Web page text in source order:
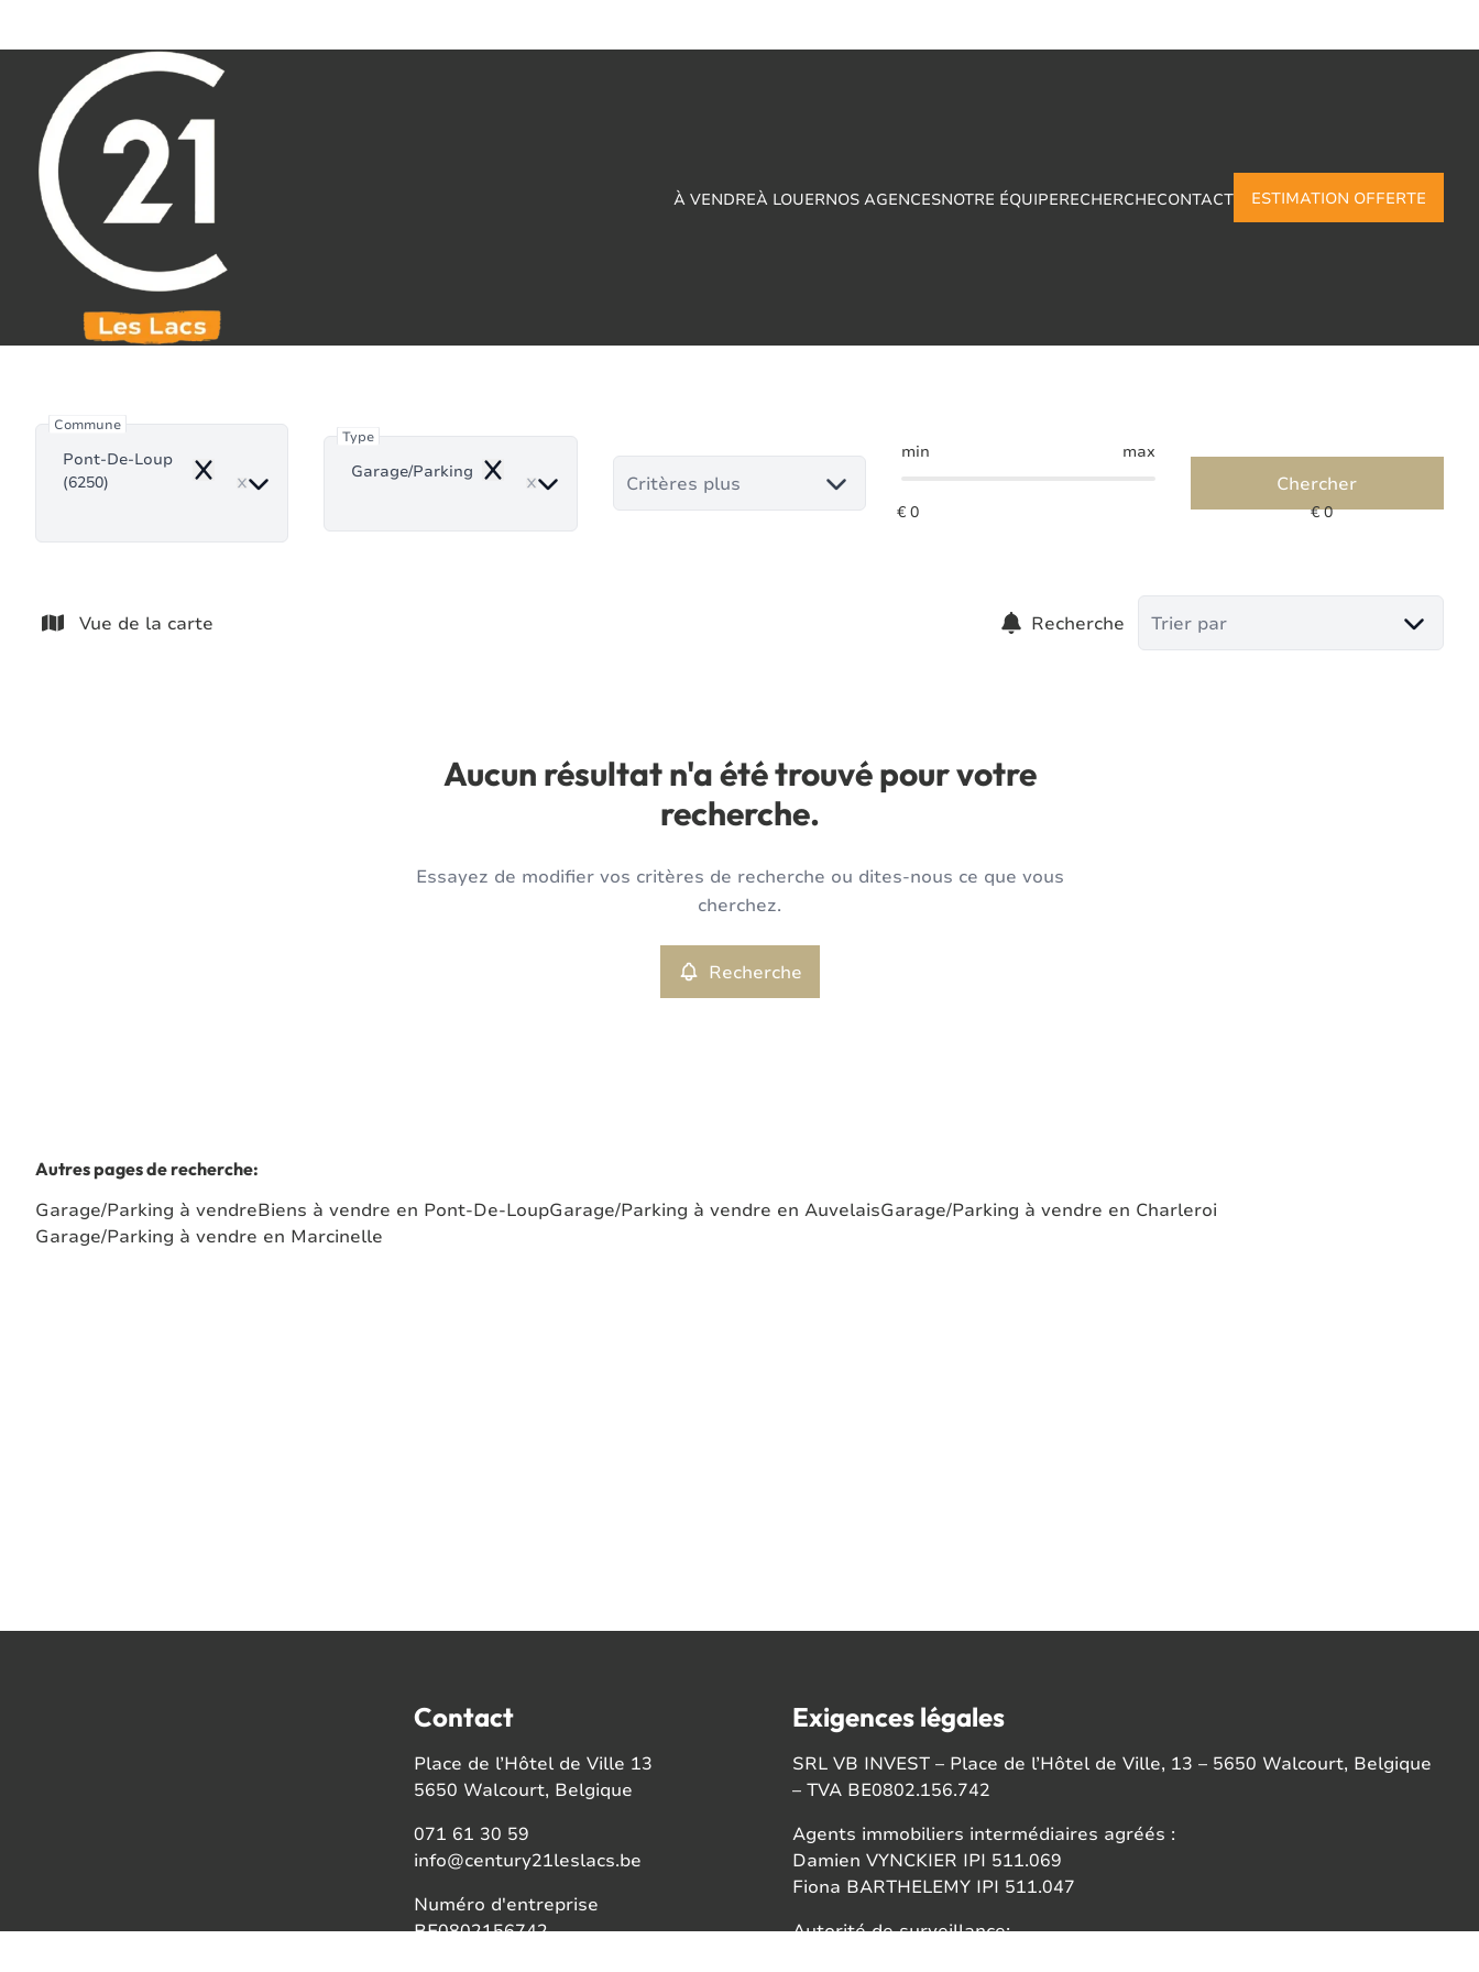
À VENDREÀ LOUERNOS AGENCESNOTRE ÉQUIPERECHERCHECONTACT ESTIMATION OFFERTE
Garage/Parking à vendre en Pont-De-Loup
Commune
Pont-De-Loup
(6250)
Remove
Type
Garage/Parking Remove Critères plus
min max
Chercher
Vue de la carte Recherche Trier par
Aucun résultat n'a été trouvé pour votre
recherche.
Essayez de modifier vos critères de recherche ou dites-nous ce que vous
cherchez.
Recherche
Autres pages de recherche:
Garage/Parking à vendreBiens à vendre en Pont-De-LoupGarage/Parking à vendre en AuvelaisGarage/Parking à vendre en Charleroi
Garage/Parking à vendre en Marcinelle
Contact
Place de l’Hôtel de Ville 13
5650 Walcourt, Belgique
071 61 30 59
info@century21leslacs.be
Numéro d'entreprise
BE0802156742
Exigences légales
SRL VB INVEST – Place de l’Hôtel de Ville, 13 – 5650 Walcourt, Belgique
– TVA BE0802.156.742
Agents immobiliers intermédiaires agréés :
Damien VYNCKIER IPI 511.069
Fiona BARTHELEMY IPI 511.047
Autorité de surveillance: